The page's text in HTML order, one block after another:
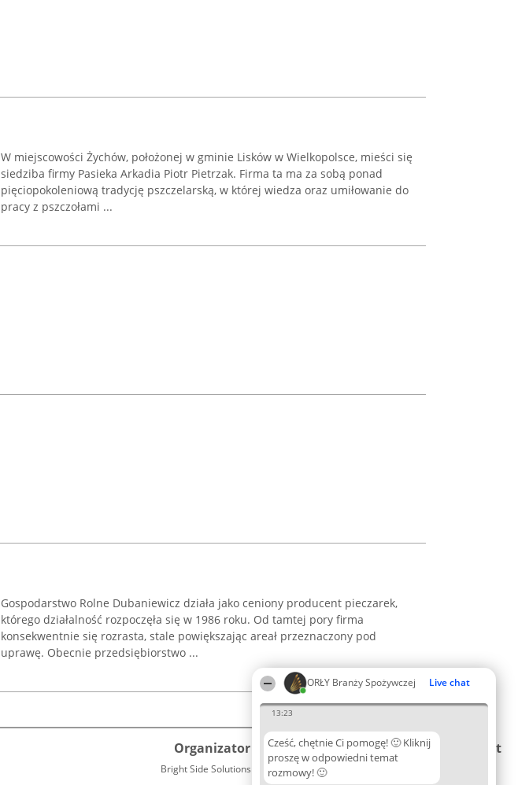
ORŁY Branży Spożywczej Live chat
13:23
Cześć, chętnie Ci pomogę! 🙂 Kliknij
proszę w odpowiedni temat
rozmowy! 🙂
W miejscowości Żychów, położonej w gminie Lisków w Wielkopolsce, mieści się
siedziba firmy Pasieka Arkadia Piotr Pietrzak. Firma ta ma za sobą ponad
pięciopokoleniową tradycję pszczelarską, w której wiedza oraz umiłowanie do
pracy z pszczołami ...
Gospodarstwo Rolne Dubaniewicz działa jako ceniony producent pieczarek,
którego działalność rozpoczęła się w 1986 roku. Od tamtej pory firma
konsekwentnie się rozrasta, stale powiększając areał przeznaczony pod
uprawę. Obecnie przedsiębiorstwo ...
Organizator plebiscytu
Bright Side Solutions sp. z o. o. sp. k.
Plebiscyt Kontakt